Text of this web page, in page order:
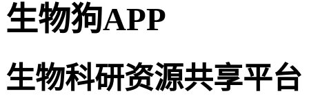
生物狗APP
生物科研资源共享平台